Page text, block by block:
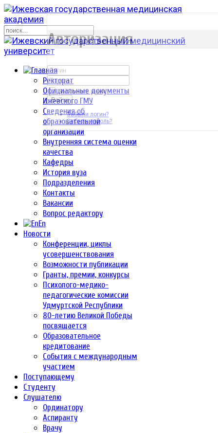
Ректорат
Официальные документы
Ижевского ГМУ
Сведения об
образовательной
организации
Внутренняя система оценки
качества
Кафедры
История вуза
Подразделения
Контакты
Вакансии
Вопрос редактору
En
Новости
Конференции, циклы
усовершенствования
Возможности публикации
Гранты, премии, конкурсы
Психолого-медико-
педагогические комиссии
Удмуртской Республики
80-летию Великой Победы
посвящается
Образовательное
кредитование
События с международным
участием
Поступающему
Студенту
Слушателю
Ординатору
Аспиранту
Врачу
р
Авторизация
Запомнить меня
Войти
Забыли логин?
Забыли пароль?